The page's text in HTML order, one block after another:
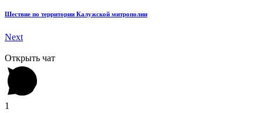
Шествие по территории Калужской митрополии
Next
Открыть чат
1